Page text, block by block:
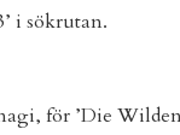
i sökrutan.
för ’Die